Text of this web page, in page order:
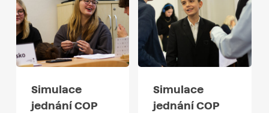
Simulace
jednání COP
Simulace
jednání COP